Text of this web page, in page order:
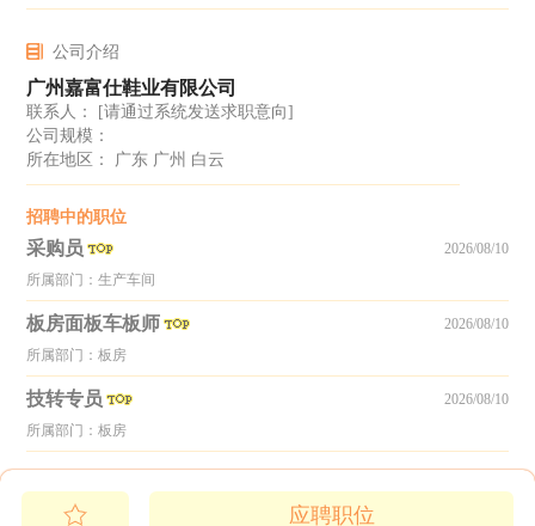
公司介绍
广州嘉富仕鞋业有限公司
联系人：
[请通过系统发送求职意向]
公司规模：
所在地区： 广东 广州 白云
招聘中的职位
采购员
所属部门：生产车间
2026/08/10
板房面板车板师
所属部门：板房
2026/08/10
技转专员
所属部门：板房
2026/08/10
应聘职位